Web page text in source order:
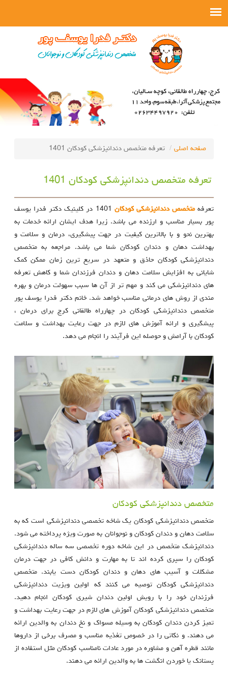
صفحه اصلی تعرفه متخصص دندانپزشکی کودکان 1401
تعرفه متخصص دندانپزشکی کودکان 1401
تعرفهمتخصص دندانپزشکی کودکان
1401 در کلینیک دکتر فدرا یوسف
پور بسیار مناسب و ارزنده می باشد. زیرا هدف ایشان ارائه خدمات به
بهترین نحو و با بالاترین کیفیت در جهت پیشگیری، درمان و سلامت و
بهداشت دهان و دندان کودکان شما می باشد. مراجعه به متخصص
دندانپزشکی کودکان حاذق و متعهد در سریع ترین زمان ممکن کمک
شایانی به افزایش سلامت دهان و دندان فرزندان شما و کاهش تعرفه
های دندانپزشکی می کند و مهم تر از آن ها سبب سهولت درمان و بهره
مندی از روش های درمانی مناسب خواهد شد. خانم دکتر فدرا یوسف پور
متخصص دندانپزشکی کودکان در چهارراه طالقانی کرج برای درمان ،
پیشگیری و ارائه آموزش های لازم در جهت رعایت بهداشت و سلامت
کودکان با آرامش و حوصله این فرآیند را انجام می دهد.
متخصص دندانپزشکی کودکان
متخصص دندانپزشکی کودکان یک شاخه تخصصی دندانپزشکی است که به
سلامت دهان و دندان کودکان و نوجوانان به صورت ویژه پرداخته می شود.
دندانپزشک متخصص در این شاخه دوره تخصصی سه ساله دندانپزشکی
کودکان را سپری کرده اند تا به مهارت و دانش کافی در جهت درمان
مشکلات و آسیب های دهان و دندان کودکان دست یابند. متخصص
دندانپزشکی کودکان توصیه می کنند که اولین ویزیت دندانپزشکی
فرزندان خود را با رویش اولین دندان شیری کودکان انجام دهید.
متخصص دندانپزشکی کودکان آموزش های لازم در جهت رعایت بهداشت و
تمیز کردن دندان کودکان به وسیله مسواک و نخ دندان به والدین ارائه
می دهند. و نکاتی را در خصوص تغذیه مناسب و مصرف برخی از داروها
مانند قطره آهن و مشاوره در مورد عادات نامناسب کودکان مثل استفاده از
پستانک یا خوردن انگشت ها به والدین ارائه می دهند.